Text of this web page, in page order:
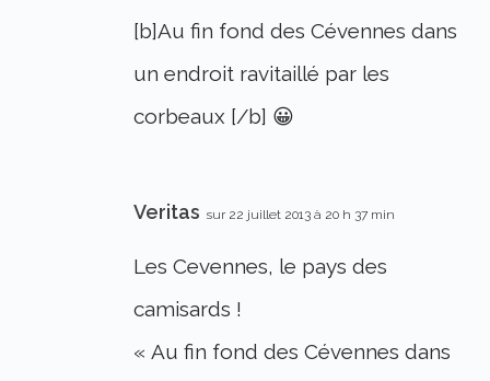
[b]Au fin fond des Cévennes dans
un endroit ravitaillé par les
corbeaux [/b] 😀
Veritas sur 22 juillet 2013 à 20 h 37 min
Les Cevennes, le pays des
camisards !
« Au fin fond des Cévennes dans